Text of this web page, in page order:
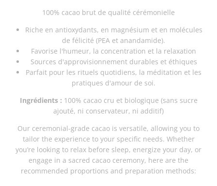
100% cacao brut de qualité cérémonielle
Riche en antioxydants, en magnésium et en molécules
de félicité (PEA et anandamide).
Favorise l'humeur, la concentration et la relaxation
Sources d'approvisionnement durables et éthiques
Parfait pour les rituels quotidiens, la méditation et les
pratiques d'amour de soi.
Ingrédients : 100% cacao cru et biologique (sans sucre
ajouté, ni conservateur, ni additif)
Our ceremonial-grade cacao is versatile, allowing you to
tailor the experience to your specific needs. Whether
you’re looking to relax before sleep, energize your day, or
engage in a sacred cacao ceremony, here are the
recommended proportions and preparation methods: